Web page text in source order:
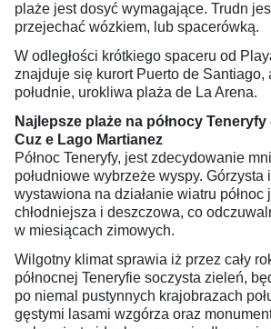
plaże jest dosyć wymagające. Trudn
przejechać wózkiem, lub spacerówką.
W odległości krótkiego spaceru od
znajduje się kurort Puerto de Santiago,
południe, urokliwa plaża de La Arena.
Najlepsze plaże na północy
Cuz e Lago Martianez
Północ Teneryfy, jest zdecydowanie
południowe wybrzeże wyspy.
wystawiona na działanie wiatru
chłodniejsza i deszczowa, co
w miesiącach zimowych.
Wilgotny klimat sprawia iż przez cały
północnej Teneryfie soczysta zieleń,
po niemal pustynnych krajobrazach
gęstymi lasami wzgórza oraz